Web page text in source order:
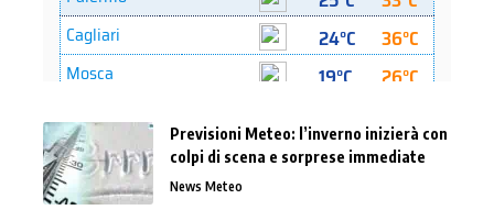
Previsioni Meteo: l’inverno inizierà con
colpi di scena e sorprese immediate
News Meteo